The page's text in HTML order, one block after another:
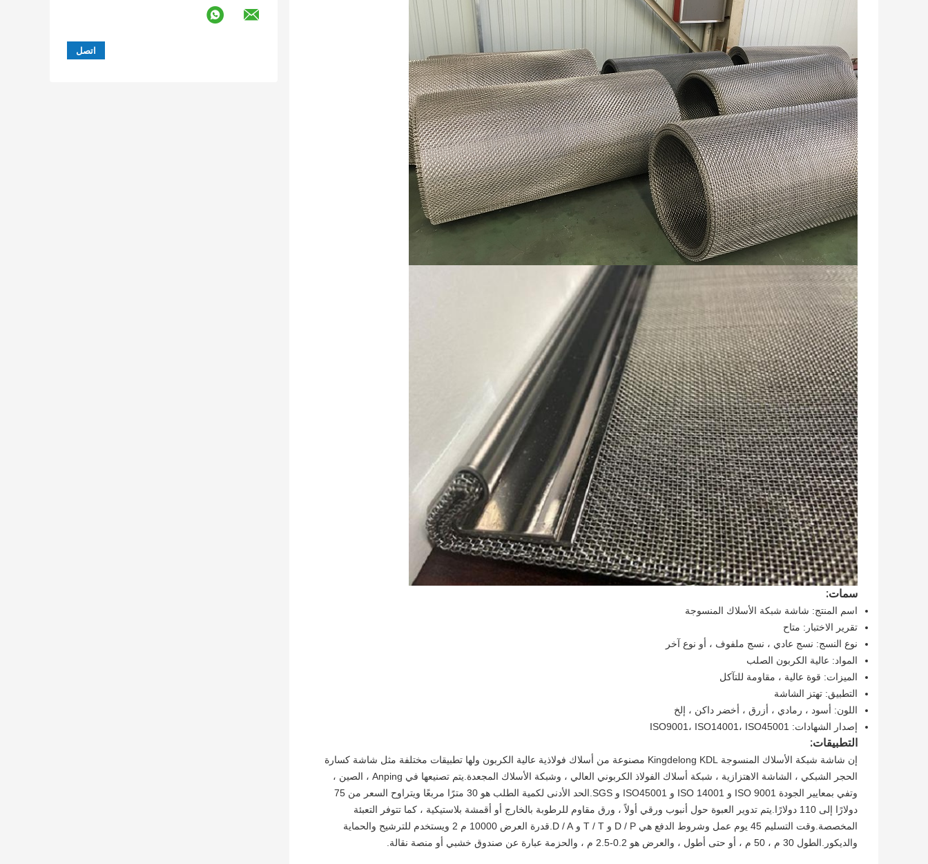
سمات:
اسم المنتج: شاشة شبكة الأسلاك المنسوجة
تقرير الاختبار: متاح
نوع النسج: نسج عادي ، نسج ملفوف ، أو نوع آخر
المواد: عالية الكربون الصلب
الميزات: قوة عالية ، مقاومة للتآكل
التطبيق: تهتز الشاشة
اللون: أسود ، رمادي ، أزرق ، أخضر داكن ، إلخ
إصدار الشهادات: ISO9001، ISO14001، ISO45001
التطبيقات:
إن شاشة شبكة الأسلاك المنسوجة Kingdelong KDL مصنوعة من أسلاك فولاذية عالية الكربون ولها تطبيقات مختلفة مثل شاشة كسارة
الحجر الشبكي ، الشاشة الاهتزازية ، شبكة أسلاك الفولاذ الكربوني العالي ، وشبكة الأسلاك المجعدة.يتم تصنيعها في Anping ، الصين ،
وتفي بمعايير الجودة ISO 9001 و ISO 14001 و ISO45001 و SGS.الحد الأدنى لكمية الطلب هو 30 مترًا مربعًا ويتراوح السعر من 75
دولارًا إلى 110 دولارًا.يتم تدوير العبوة حول أنبوب ورقي أولاً ، ورق مقاوم للرطوبة بالخارج أو أقمشة بلاستيكية ، كما تتوفر التعبئة
المخصصة.وقت التسليم 45 يوم عمل وشروط الدفع هي D / P و T / T و D / A.قدرة العرض 10000 م 2 ويستخدم للترشيح والحماية
والديكور.الطول 30 م ، 50 م ، أو حتى أطول ، والعرض هو 0.2-2.5 م ، والحزمة عبارة عن صندوق خشبي أو منصة نقالة.